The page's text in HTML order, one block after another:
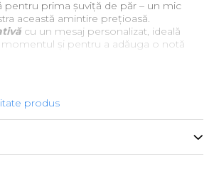
pentru prima șuviță de păr – un mic
această amintire prețioasă.
cu un mesaj personalizat, ideală
și pentru a adăuga o notă
și accente de roz pal și detalii
este alegerea perfectă pentru o
a reflecta perfect unicitatea și
moment din viața copilului.
unui set creat pentru a
atât părinților, cât și micuței
produs